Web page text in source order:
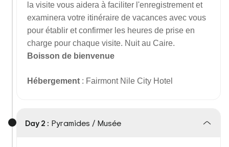
la visite vous aidera à faciliter l'enregistrement et
examinera votre itinéraire de vacances avec vous
pour établir et confirmer les heures de prise en
charge pour chaque visite. Nuit au Caire.
Boisson de bienvenue
Hébergement : Fairmont Nile City Hotel
Day 2 : Pyramides / Musée